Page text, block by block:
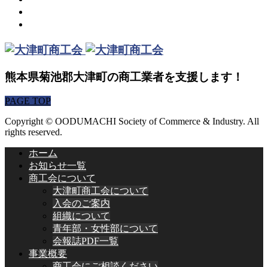
熊本県菊池郡大津町の商工業者を支援します！
PAGE TOP
Copyright © OODUMACHI Society of Commerce & Industry. All
rights reserved.
ホーム
お知らせ一覧
商工会について
大津町商工会について
入会のご案内
組織について
青年部・女性部について
会報誌PDF一覧
事業概要